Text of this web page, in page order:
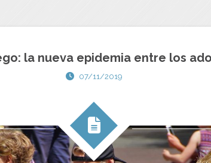
la nueva epidemia entre los
07/11/2019